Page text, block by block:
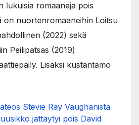
lukuisia romaaneja pois
on nuortenromaaneihin Loitsu
(2022) sekä
Peilipatsas (2019)
Lisäksi kustantamo
Stevie Ray Vaughanista
jättäytyi pois David